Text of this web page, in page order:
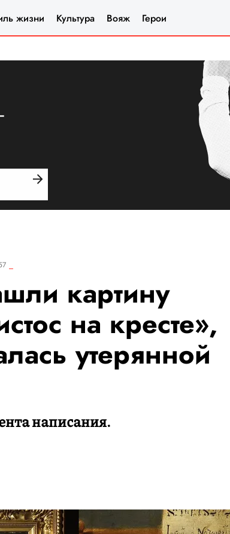
жизни Культура Вояж Герои
картину
на кресте»,
утерянной
написания.